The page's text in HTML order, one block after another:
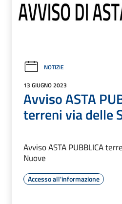
NOTIZIE
13 GIUGNO 2023
Avviso ASTA
terreni via delle
Avviso ASTA PUBBLICA
Nuove
Accesso all'informazione